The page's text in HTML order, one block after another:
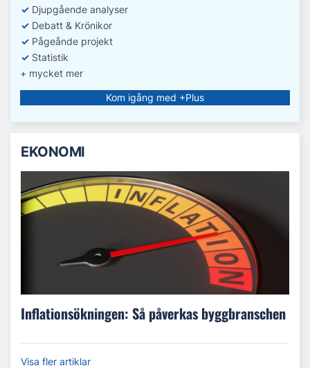
✓ Djupgående analyser
✓ Debatt & Krönikor
✓ Pågeånde projekt
✓ Statistik
+ mycket mer
Kom igång med +Plus
EKONOMI
Inflationsökningen: Så påverkas byggbranschen
Visa fler artiklar